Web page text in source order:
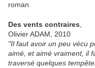
roman
Des vents contraires
Olivier ADAM, 2010
"Il faut avoir un peu vécu
aimé, et aimé vraiment, il
traversé quelques